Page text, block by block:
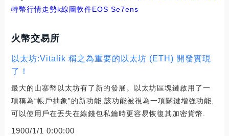
特幣行情走勢k線圖軟件EOS Se7ens
火幣交易所
以太坊:Vitalik 稱之為重要的以太坊 (ETH) 開發實現
了！
最大的山寨幣以太坊有了新的發展。以太坊區塊鏈啟用了一
項稱為“帳戶抽象”的新功能,該功能被視為一項關鍵增強功能,
可以使用戶在丟失在線錢包私鑰時更容易恢復其加密貨幣.
1900/1/1 0:00:00